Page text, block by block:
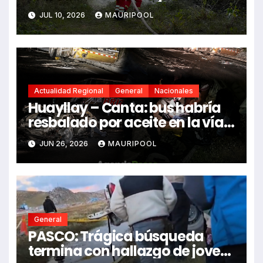
fallecidos y heridos
JUL 10, 2026 MAURIPOOL
Actualidad Regional General Nacionales
Huayllay – Canta: bus habría
resbalado por aceite en la vía e
impactó auto siniestrado
dejando dos fallecidos
JUN 26, 2026 MAURIPOOL
General
PASCO: Trágica búsqueda
termina con hallazgo de joven